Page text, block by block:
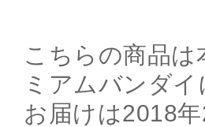
こちらの商品
ミアムバンダ
お届けは2018